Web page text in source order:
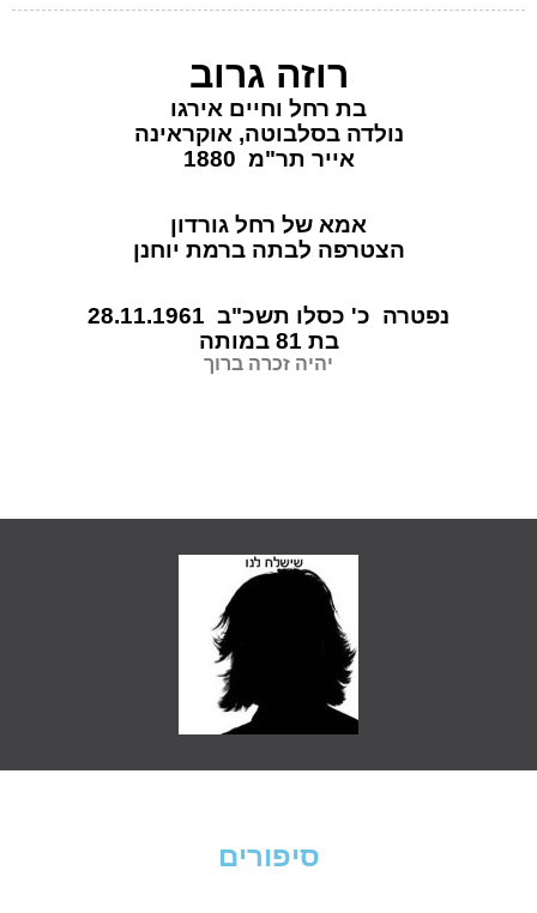
רוזה גרוב
בת רחל וחיים אירגו
נולדה בסלבוטה, אוקראינה
אייר תר"מ 1880
אמא של רחל גורדון
הצטרפה לבתה ברמת יוחנן
נפטרה כ' כסלו תשכ"ב 28.11.1961
בת 81 במותה
יהיה זכרה ברוך
סיפורים